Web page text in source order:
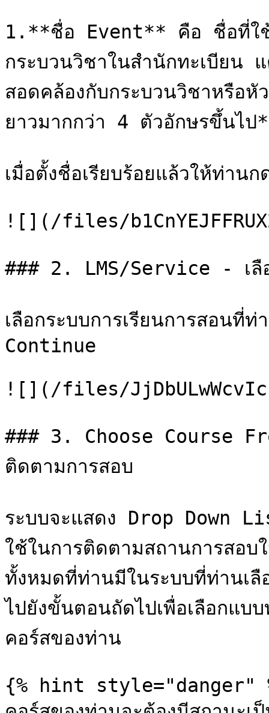
1.**ชื่อ Event** คือ ชื่อที่ใช้
กระบวนวิชาในสำนักทะเบียน
สอดคล้องกับกระบวนวิชาหรือ
ยาวมากกว่า 4 ตัวอักษรขึ้นไป
เมื่อตั้งชื่อเรียบร้อยแล้วให้ท่า
![](/files/
### 2. LMS/Service - เลื
เลือกระบบการเรียนการสอนที่
Continue
![](/files/
### 3. Choose Course
ติดตามการสอบ
ระบบจะแสดง Drop Down
ใช้ในการติดตามสถานการสอ
ทั้งหมดที่ท่านมีในระบบที่ท่านเลื
ไปยังขั้นตอนถัดไปเพื่อเลือกแ
คอร์สของท่าน
{% hint style="danger"